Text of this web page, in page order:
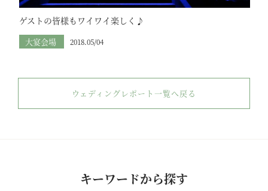
ゲストの皆様もワイワイ楽しく♪
大宴会場 2018.05/04
ウェディングレポート一覧へ戻る
キーワードから探す